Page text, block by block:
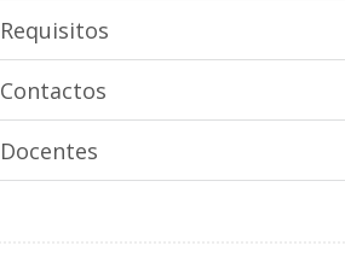
Requisitos
Contactos
Docentes